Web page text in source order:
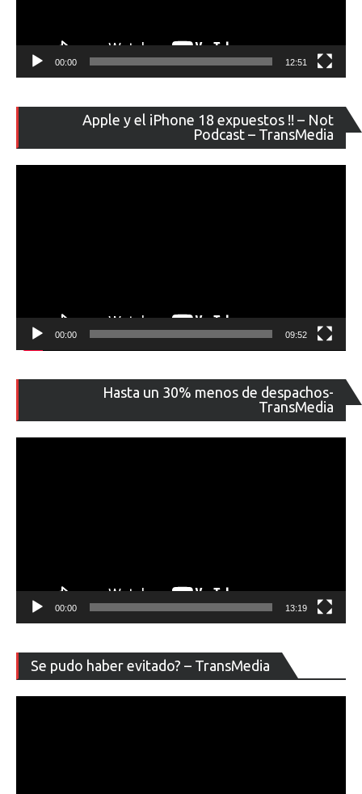
00:00 12:51
Apple y el iPhone 18 expuestos !! – Not
Podcast – TransMedia
de
00:00 09:52
Hasta un 30% menos de despachos-
TransMedia
de
00:00 13:19
Se pudo haber evitado? – TransMedia
de